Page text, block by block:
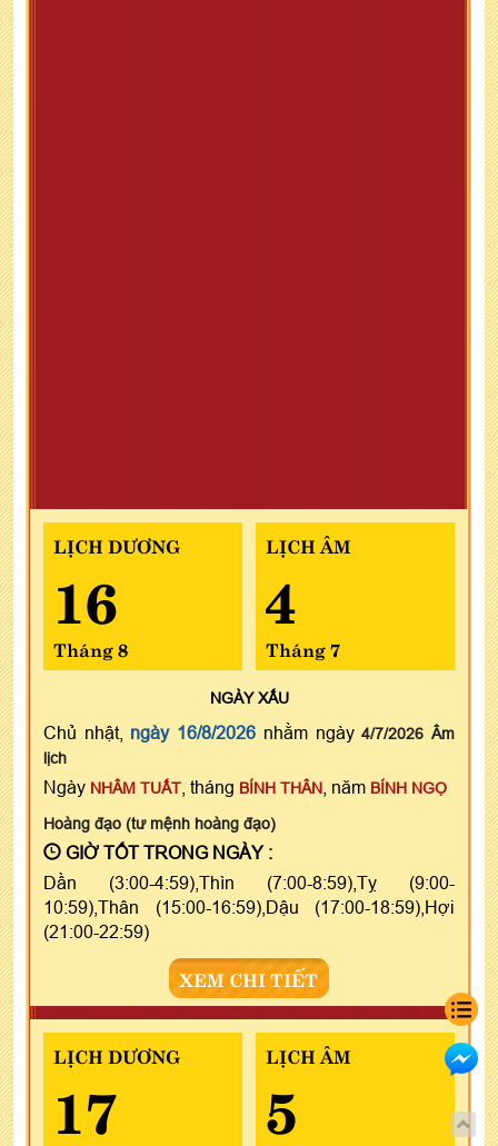
LỊCH DƯƠNG
16
Tháng 8
LỊCH ÂM
4
Tháng 7
NGÀYXẤU
Chủ nhật, ngày 16/8/2026 nhằm ngày4/7/2026 Âm
lịch
Ngày NHÂM TUẤT , tháng BÍNH THÂN , năm BÍNH NGỌ
Hoàng đạo (tư mệnh hoàng đạo)
GIỜ TỐT TRONG NGÀY :
Dần (3:00-4:59),Thìn (7:00-8:59),Tỵ (9:00-
10:59),Thân (15:00-16:59),Dậu (17:00-18:59),Hợi
(21:00-22:59)
XEM CHI TIẾT
LỊCH DƯƠNG
17
LỊCH ÂM
5